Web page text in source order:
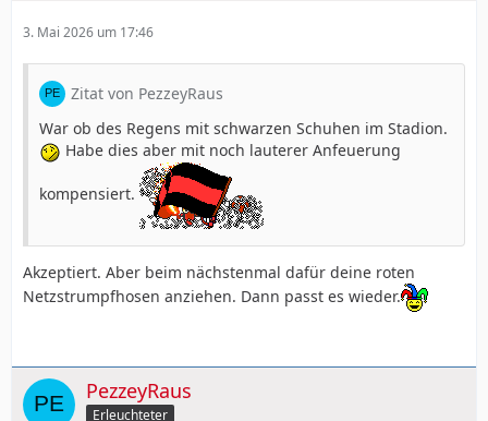
3. Mai 2026 um 17:46
Zitat von PezzeyRaus
War ob des Regens mit schwarzen Schuhen im Stadion.
Habe dies aber mit noch lauterer Anfeuerung
kompensiert.
Akzeptiert. Aber beim nächstenmal dafür deine roten
Netzstrumpfhosen anziehen. Dann passt es wieder.
PezzeyRaus
Erleuchteter